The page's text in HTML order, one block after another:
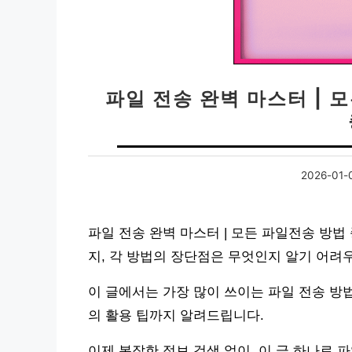
파일 전송 완벽 마스터 |
2026-01-
파일 전송 완벽 마스터 | 모든 파일전송 방
지, 각 방법의 장단점은 무엇인지 알기 어려
이 글에서는 가장 많이 쓰이는 파일 전송 방
의 활용 팁까지 알려드립니다.